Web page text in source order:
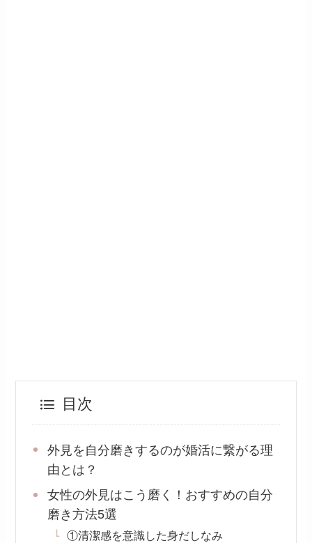
目次
外見を自分磨きするのが婚活に繋がる理
由とは？
女性の外見はこう磨く！おすすめの自分
磨き方法5選
①清潔感を意識した身だしなみ